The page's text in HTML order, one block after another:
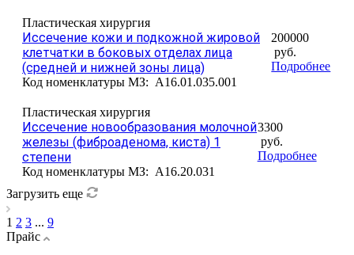
Пластическая хирургия
Иссечение кожи и подкожной жировой
клетчатки в боковых отделах лица
(средней и нижней зоны лица)
Код номенклатуры МЗ: A16.01.035.001
200000
руб.
Подробнее
Пластическая хирургия
Иссечение новообразования молочной
железы (фиброаденома, киста) 1
степени
Код номенклатуры МЗ: A16.20.031
3300
руб.
Подробнее
Загрузить еще
1 2 3 ... 9
Прайс